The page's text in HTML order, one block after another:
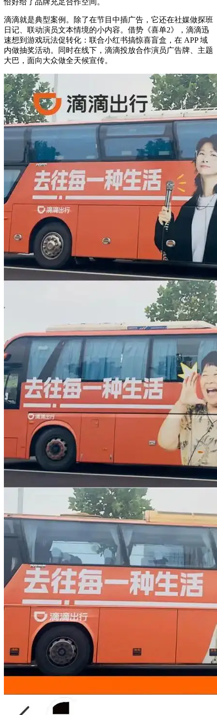
滴滴就是典型案例。除了在节目中插广告，它还在社媒做探班
日记、联动演员文本情境的小内容。借势《喜单2》，滴滴迅
速想到游戏玩法促转化：联合小红书搞惊喜盲盒，在 APP 域
内做抽奖活动。同时在线下，滴滴投放合作演员广告牌、主题
大巴，面向大众做全天候宣传。